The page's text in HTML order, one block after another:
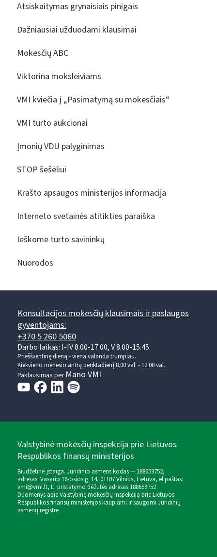
Atsiskaitymas grynaisiais pinigais
Dažniausiai užduodami klausimai
Mokesčių ABC
Viktorina moksleiviams
VMI kviečia į „Pasimatymą su mokesčiais“
VMI turto aukcionai
Įmonių VDU palyginimas
STOP šešėliui
Krašto apsaugos ministerijos informacija
Interneto svetainės atitikties paraiška
Ieškome turto savininkų
Nuorodos
Konsultacijos mokesčių klausimais ir paslaugos
gyventojams:
+370 5 260 5060
Darbo laikas: I-IV 8.00-17.00, V 8.00-15.45.
Prieššventinę dieną - viena valanda trumpiau.
Kiekvieno mėnesio antrą penktadienį 8.00 val. - 12.00 val.
Paklausimas perMano VMI
Valstybinė mokesčių inspekcija prie Lietuvos
Respublikos finansų ministerijos
Biudžetinė įstaiga. Juridinio asmens kodas — 188659752,
adresas: Vasario 16-osios g. 14, 01107 Vilnius, Lietuva, el.paštas:
vmi@vmi.lt, E. pristatymo dėžutės adresas 188659752
Duomenys apie Valstybinę mokesčių inspekciją prie Lietuvos
Respublikos finansų ministerijos kaupiami ir saugomi Juridinių
asmenų registre